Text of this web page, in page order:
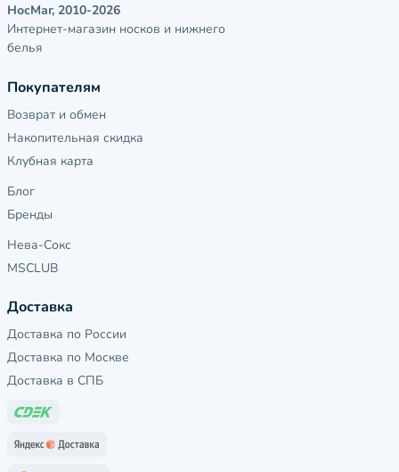
НосМаг, 2010-2026
Интернет-магазин носков и нижнего
белья
Покупателям
Возврат и обмен
Накопительная скидка
Клубная карта
Блог
Бренды
Нева-Сокс
MSCLUB
Доставка
Доставка по России
Доставка по Москве
Доставка в СПБ